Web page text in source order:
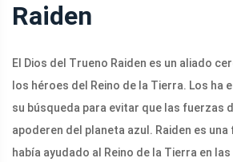
Raiden
El Dios del Trueno Raiden es un aliado
los héroes del Reino de la Tierra. Los ha
su búsqueda para evitar que las fuerzas
apoderen del planeta azul. Raiden es
había ayudado al Reino de la Tierra en las